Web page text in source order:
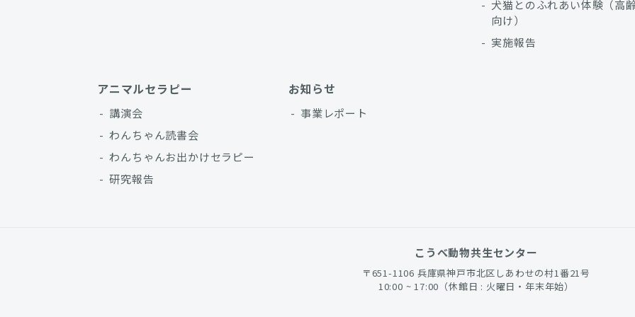
犬猫とのふれあい体験（高
向け）
実施報告
アニマルセラピー
講演会
わんちゃん読書会
わんちゃんお出かけセラピー
研究報告
お知らせ
事業レポート
こうべ動物共生センター
〒651-1106 兵庫県神戸市北区しあわせの村1番21号
10:00 ~ 17:00（休館日 : 火曜日・年末年始）